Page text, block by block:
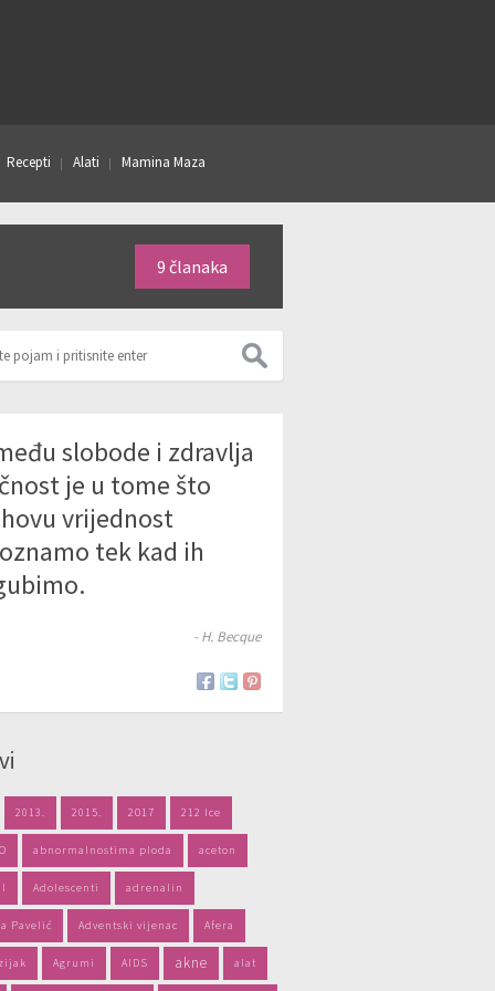
Recepti Alati Mamina Maza
9 članaka
slobode i zdravlja
je u tome što
vrijednost
tek kad ih
- H. Becque
2013. 2015. 2017 212 Ice
abnormalnostima ploda aceton
Adolescenti adrenalin
Pavelić Adventski vijenac Afera
Agrumi AIDS akne alat